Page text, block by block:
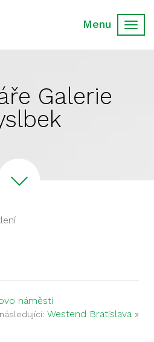
Galerie
náměstí
následující: Westend Bratislava»